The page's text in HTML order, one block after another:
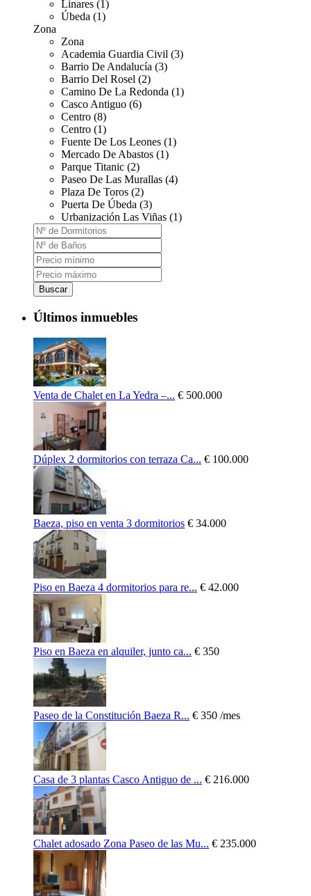
Linares (1)
Úbeda (1)
Zona
Zona
Academia Guardia Civil (3)
Barrio De Andalucía (3)
Barrio Del Rosel (2)
Camino De La Redonda (1)
Casco Antiguo (6)
Centro (8)
Centro (1)
Fuente De Los Leones (1)
Mercado De Abastos (1)
Parque Titanic (2)
Paseo De Las Murallas (4)
Plaza De Toros (2)
Puerta De Úbeda (3)
Urbanización Las Viñas (1)
Buscar
Últimos inmuebles
Venta de Chalet en La Yedra –... € 500.000
Dúplex 2 dormitorios con terraza Ca... € 100.000
Baeza, piso en venta 3 dormitorios € 34.000
Piso en Baeza 4 dormitorios para re... € 42.000
Piso en Baeza en alquiler, junto ca... € 350
Paseo de la Constitución Baeza R... € 350 /mes
Casa de 3 plantas Casco Antiguo de ... € 216.000
Chalet adosado Zona Paseo de las Mu... € 235.000